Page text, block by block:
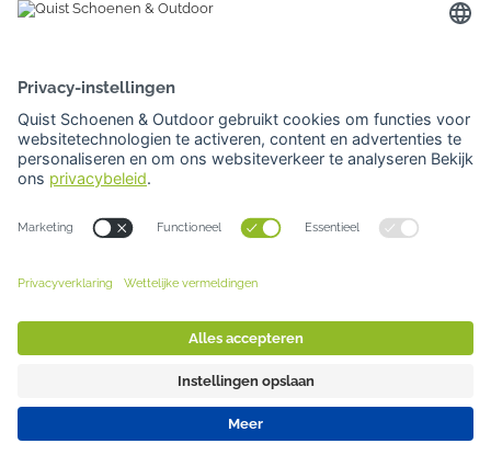
3371 AM Hardinxveld-Giessendam
Tel: 0184 701 539
Overige dagen gesloten
Je kunt bij al onze winkels
GRATIS PARKEREN
© 2026 Quist Schoenen & Outdoor
Deze website gebruikt cookies. Voor meer
Sluiten